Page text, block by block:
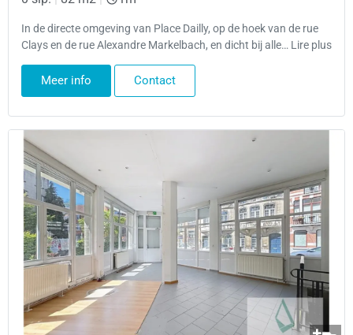
In de directe omgeving van Place Dailly, op de hoek van de rue
Clays en de rue Alexandre Markelbach, en dicht bij alle… Lire plus
Meer info Contact